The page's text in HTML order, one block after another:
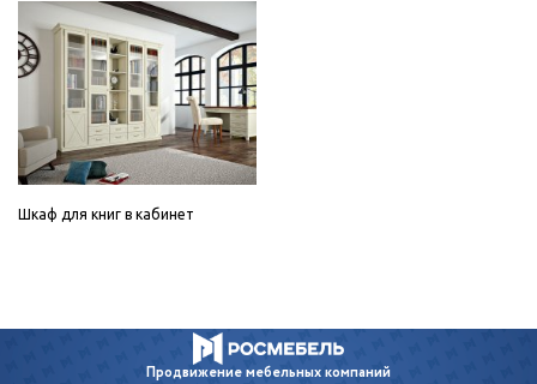
Шкаф для книг в кабинет
Продвижениемебельных компаний